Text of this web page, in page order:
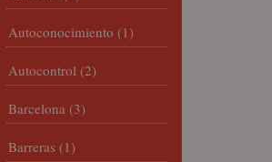
Autoconocimiento (1)
Autocontrol (2)
Barcelona (3)
Barreras (1)